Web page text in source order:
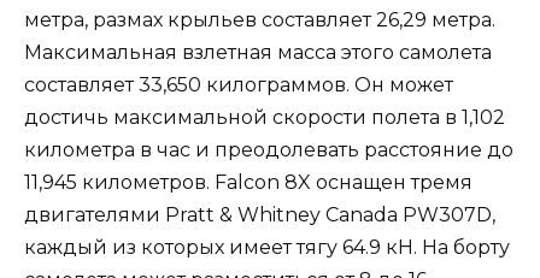
метра, размах крыльев составляет 26,29 метра.
Максимальная взлетная масса этого самолета
составляет 33,650 килограммов. Он может
достичь максимальной скорости полета в 1,102
километра в час и преодолевать расстояние до
11,945 километров. Falcon 8X оснащен тремя
двигателями Pratt & Whitney Canada PW307D,
каждый из которых имеет тягу 64.9 кН. На борту